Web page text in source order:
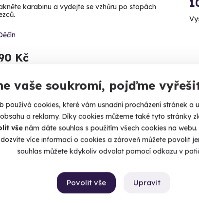
vaše soukromí, pojďme
používá cookies, které vám usnadní procházení stránek a
a reklamy. Díky cookies můžeme také tyto stránky
vše nám dáte souhlas s použitím všech cookies na
více informací o cookies a zároveň můžete povolit
souhlas můžete kdykoliv odvolat pomocí odkazu v
Upravit
Povolit vše
karabinu a vydejte se vzhůru po stopách
Kč
termín už 05. 09. 2026